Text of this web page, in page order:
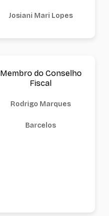
Josiani Mari Lopes
Membro do Conselho
Fiscal
Rodrigo Marques
Barcelos